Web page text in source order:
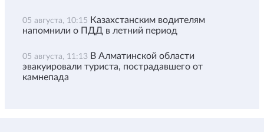
05 августа, 10:15 Казахстанским водителям
напомнили о ПДД в летний период
05 августа, 11:13 В Алматинской области
эвакуировали туриста, пострадавшего от
камнепада